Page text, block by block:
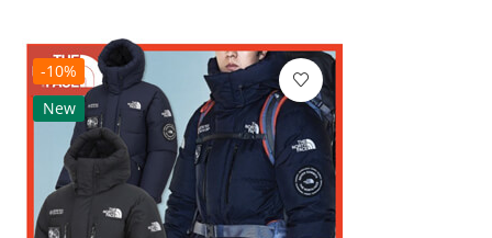
-10%
New